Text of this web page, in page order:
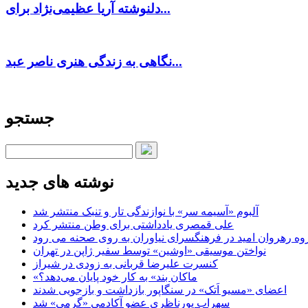
دلنوشته آریا عظیمی‌نژاد برای...
نگاهی به زندگی هنری ناصر عبد...
جستجو
نوشته های جدید
آلبوم «آسیمه سر» با نوازندگی تار و تنبک منتشر شد
علی قمصری یادداشتی برای وطن منتشر کرد
رهروان امید در فرهنگسرای نیاوران به روی صحنه می رود
نواختن موسیقی «اوشین» توسط سفیر ژاپن در تهران
کنسرت علیرضا قربانی به زودی در شیراز
«ماکان بند» به کار خود پایان می‌دهد؟
اعضای «مسیو اَتک» در سنگاپور بازداشت و بازجویی شدند
سهراب پورناظری عضو آکادمی «گرمی» شد